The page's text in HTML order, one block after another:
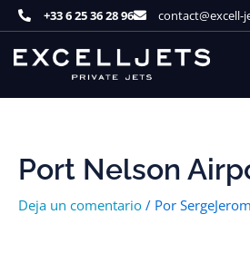
al
contenido
+33 6 25 36 28 96 contact@excell-
Port Nelson
Deja un comentario / Por